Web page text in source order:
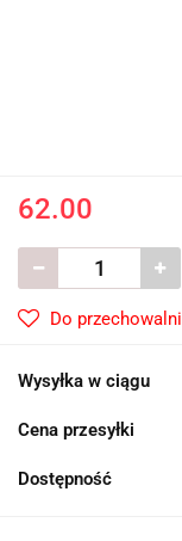
62.00
Do przechowalni
Wysyłka w ciągu
Cena przesyłki
Dostępność